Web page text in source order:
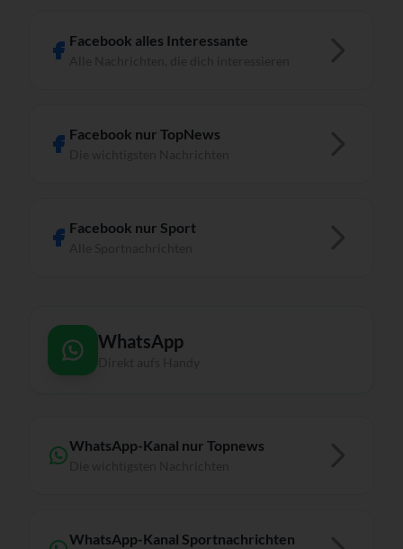
Facebook alles Interessante
Facebook nur TopNews
Facebook nur Sport
WhatsApp
WhatsApp-Kanal nur Topnews
WhatsApp-Kanal Sportnachrichten